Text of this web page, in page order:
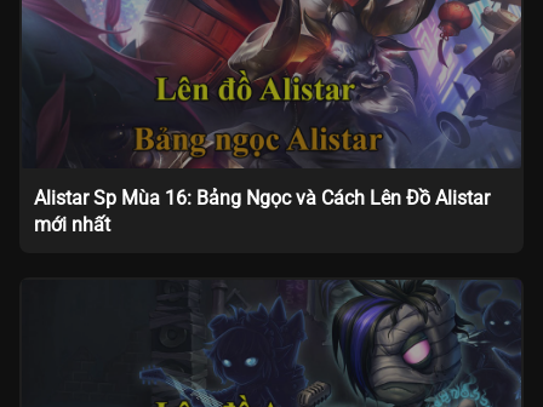
Alistar Sp Mùa 16: Bảng Ngọc và Cách Lên Đồ Alistar
mới nhất